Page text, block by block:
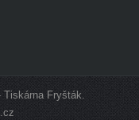
Tiskárna Fryšták.